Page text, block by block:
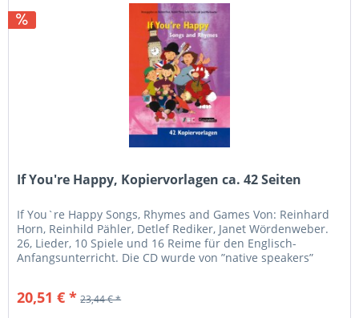
If You're Happy, Kopiervorlagen ca. 42 Seiten
If You`re Happy Songs, Rhymes and Games Von: Reinhard
Horn, Reinhild Pähler, Detlef Rediker, Janet Wördenweber.
26, Lieder, 10 Spiele und 16 Reime für den Englisch-
Anfangsunterricht. Die CD wurde von ”native speakers”
20,51 € * 23,44 € *